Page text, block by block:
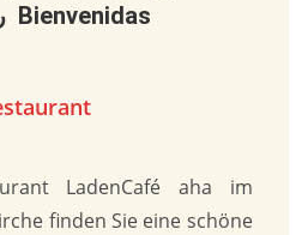
راغلاست Bienvenidas
LadenCafé aha im
finden Sie eine schöne